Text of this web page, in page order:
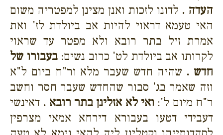
העדה . לדונו לזכות ואנן מצינן למפטריה משום
האי טעמא דראוי להיות אב ביולדת לז' ואת
אמרת זיל בתר רובא ולא מפטר עד שראוי
לקרותו אב ביולדת לט' כרוב נשים:בעבורו של
חדש . שהיה חדש שעבר מלא ור"ח ביום ל"א
וזה שאמר בג' סבור שהחדש שעבר חסר וחשב
ר"ח מיום ל': ואי לא אזלינן בתר רובא . דאינשי
דעבידי דטעו בעבורא דירחא אמאי מצרפין